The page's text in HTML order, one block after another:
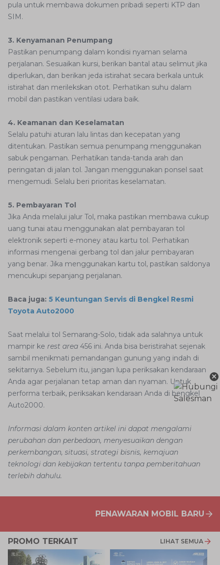
pula untuk membawa dokumen pribadi seperti KTP dan
SIM.
3. Kenyamanan Penumpang
Pastikan penumpang dalam kondisi nyaman selama
perjalanan. Sesuaikan kursi, berikan bantal atau selimut jika
diperlukan, dan berikan jeda istirahat secara berkala untuk
istirahat dan merilekskan otot. Perhatikan suhu dalam
mobil dan pastikan ventilasi udara baik.
4. Keamanan dan Keselamatan
Selalu patuhi aturan lalu lintas dan kecepatan yang
ditentukan. Pastikan semua penumpang menggunakan
sabuk pengaman. Perhatikan tanda-tanda arah dan
peringatan di jalan tol. Jangan menggunakan ponsel saat
mengemudi. Selalu beri prioritas keselamatan.
5. Pembayaran Tol
Jika Anda melalui jalur Tol, maka pastikan membawa cukup
uang tunai atau menggunakan alat pembayaran tol
elektronik seperti e-money atau kartu tol. Perhatikan
informasi mengenai gerbang tol dan jalur pembayaran
yang benar. Jika menggunakan kartu tol, pastikan saldonya
mencukupi sepanjang perjalanan.
Baca juga: 5 Keuntungan Servis di Bengkel Resmi
Toyota Auto2000
Saat melalui tol Semarang-Solo, tidak ada salahnya untuk
mampir ke rest area 456 ini. Anda bisa beristirahat sejenak
sambil menikmati pemandangan gunung yang indah di
sekitarnya. Sebelum itu, jangan lupa periksakan kendaraan
Anda agar perjalanan tetap aman dan nyaman. Untuk
performa terbaik, periksakan kendaraan Anda di bengkel
Auto2000.
Informasi dalam konten artikel ini dapat mengalami
perubahan dan perbedaan, menyesuaikan dengan
perkembangan, situasi, strategi bisnis, kemajuan
teknologi dan kebijakan tertentu tanpa pemberitahuan
terlebih dahulu.
PENAWARAN MOBIL BARU
PROMO TERKAIT LIHAT SEMUA
×